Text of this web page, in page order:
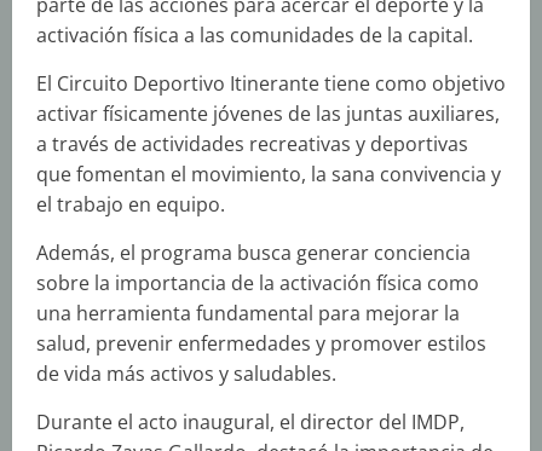
activación física a las comunidades de la capital.
El Circuito Deportivo Itinerante tiene como objetivo
activar físicamente jóvenes de las juntas auxiliares,
a través de actividades recreativas y deportivas
que fomentan el movimiento, la sana convivencia y
el trabajo en equipo.
Además, el programa busca generar conciencia
sobre la importancia de la activación física como
una herramienta fundamental para mejorar la
salud, prevenir enfermedades y promover estilos
de vida más activos y saludables.
Durante el acto inaugural, el director del IMDP,